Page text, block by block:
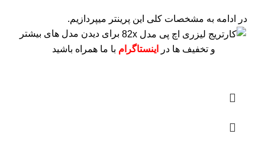
در ادامه به مشخصات کلی این پرینتر میپردازیم.
برای دیدن مدل های بیشتر
و تخفیف ها در
اینستاگرام با ما همراه باشید